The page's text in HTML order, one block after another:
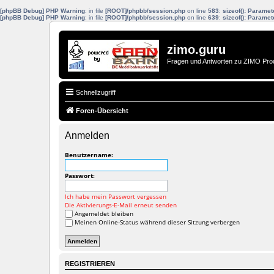
[phpBB Debug] PHP Warning: in file [ROOT]/phpbb/session.php on line 583: sizeof():
[phpBB Debug] PHP Warning: in file [ROOT]/phpbb/session.php on line 639: sizeof():
zimo.guru
Fragen und Antworten zu ZIMO
Schnellzugriff
Foren-Übersicht
Anmelden
Benutzername:
Passwort:
Ich habe mein Passwort vergessen
Die Aktivierungs-E-Mail erneut senden
Angemeldet bleiben
Meinen Online-Status während dieser Sitzung verbergen
REGISTRIEREN